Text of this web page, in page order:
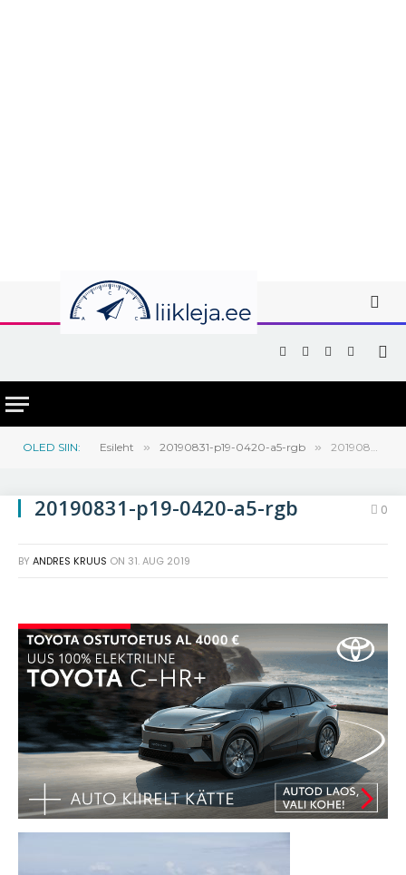
Facebook
X
(Twitter)
Instagram
YouTube
OLED SIIN: Esileht » 20190831-p19-0420-a5-rgb » 20190831-p19-0420-a5-rgb
20190831-p19-0420-a5-rgb 0
BY ANDRES KRUUS ON 31. AUG 2019